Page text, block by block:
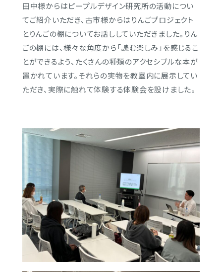
お問い合わせ
田中様からはピープルデザイン研究所の活動につい
てご紹介いただき、 古市様からはりんごプロジェクト
とりんごの棚についてお話ししていただきました。りん
ごの棚には、様々な角度から「読む楽しみ」 を感じるこ
とができるよう、 たくさんの種類のアクセシブルな本が
置かれています。それらの実物を教室内に展示してい
ただき、 実際に触れて体験する体験会を設けました。